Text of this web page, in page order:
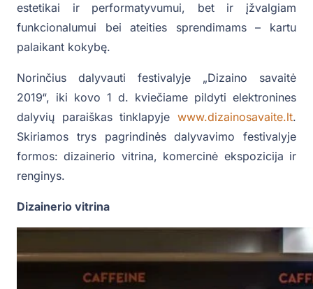
estetikai ir performatyvumui, bet ir įžvalgiam
funkcionalumui bei ateities sprendimams – kartu
palaikant kokybę.
Norinčius dalyvauti festivalyje „Dizaino savaitė
2019“, iki kovo 1 d. kviečiame pildyti elektronines
dalyvių paraiškas tinklapyje www.dizainosavaite.lt.
Skiriamos trys pagrindinės dalyvavimo festivalyje
formos: dizainerio vitrina, komercinė ekspozicija ir
renginys.
Dizainerio vitrina